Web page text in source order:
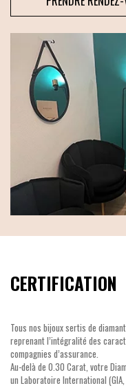
CERTIFICATION
Tous nos bijoux sertis de
reprenant l’intégralité des
compagnies d’assurance.
Au-delà de 0.30 Carat, votre
un Laboratoire International (GIA,